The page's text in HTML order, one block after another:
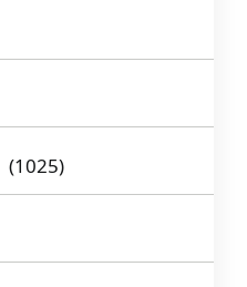
(1025)